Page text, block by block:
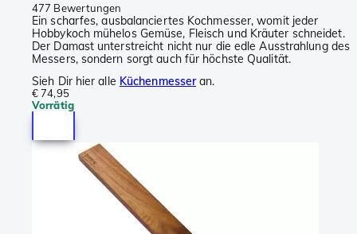
477 Bewertungen
Ein scharfes, ausbalanciertes Kochmesser, womit jeder
Hobbykoch mühelos Gemüse, Fleisch und Kräuter schneidet.
Der Damast unterstreicht nicht nur die edle Ausstrahlung des
Messers, sondern sorgt auch für höchste Qualität.
Sieh Dir hier alle Küchenmesseran.
€ 74,95
Vorrätig